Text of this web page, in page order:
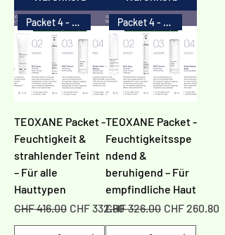
Packet 4 - 20%
TEOXANE Packet -
Feuchtigkeit &
strahlender Teint
– Für alle
Hauttypen
Standardpreis
CHF 416.00 Sale-Preis
CHF 332.80
Packet 4 - 20%
TEOXANE Packet -
Feuchtigkeitsspe
ndend &
beruhigend – Für
empfindliche Haut
Standardpreis
CHF 326.00 Sale-Preis
CHF 260.80